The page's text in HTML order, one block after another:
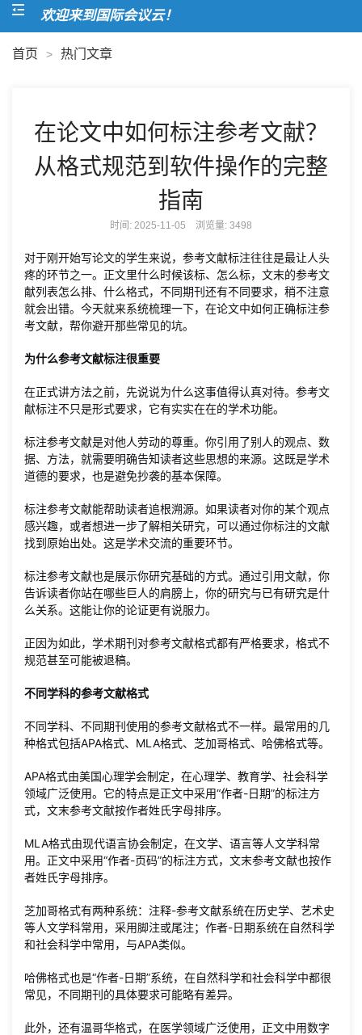
欢迎来到国际会议云！
首页 > 热门文章
在论文中如何标注参考文献？
从格式规范到软件操作的完整
指南
时间: 2025-11-05 浏览量: 3498
对于刚开始写论文的学生来说，参考文献标注往往是最让人头
疼的环节之一。正文里什么时候该标、怎么标，文末的参考文
献列表怎么排、什么格式，不同期刊还有不同要求，稍不注意
就会出错。今天就来系统梳理一下，在论文中如何正确标注参
考文献，帮你避开那些常见的坑。
为什么参考文献标注很重要
在正式讲方法之前，先说说为什么这事值得认真对待。参考文
献标注不只是形式要求，它有实实在在的学术功能。
标注参考文献是对他人劳动的尊重。你引用了别人的观点、数
据、方法，就需要明确告知读者这些思想的来源。这既是学术
道德的要求，也是避免抄袭的基本保障。
标注参考文献能帮助读者追根溯源。如果读者对你的某个观点
感兴趣，或者想进一步了解相关研究，可以通过你标注的文献
找到原始出处。这是学术交流的重要环节。
标注参考文献也是展示你研究基础的方式。通过引用文献，你
告诉读者你站在哪些巨人的肩膀上，你的研究与已有研究是什
么关系。这能让你的论证更有说服力。
正因为如此，学术期刊对参考文献格式都有严格要求，格式不
规范甚至可能被退稿。
不同学科的参考文献格式
不同学科、不同期刊使用的参考文献格式不一样。最常用的几
种格式包括APA格式、MLA格式、芝加哥格式、哈佛格式等。
APA格式由美国心理学会制定，在心理学、教育学、社会科学
领域广泛使用。它的特点是正文中采用“作者-日期”的标注方
式，文末参考文献按作者姓氏字母排序。
MLA格式由现代语言协会制定，在文学、语言等人文学科常
用。正文中采用“作者-页码”的标注方式，文末参考文献也按作
者姓氏字母排序。
芝加哥格式有两种系统：注释-参考文献系统在历史学、艺术史
等人文学科常用，采用脚注或尾注；作者-日期系统在自然科学
和社会科学中常用，与APA类似。
哈佛格式也是“作者-日期”系统，在自然科学和社会科学中都很
常见，不同期刊的具体要求可能略有差异。
此外，还有温哥华格式，在医学领域广泛使用，正文中用数字